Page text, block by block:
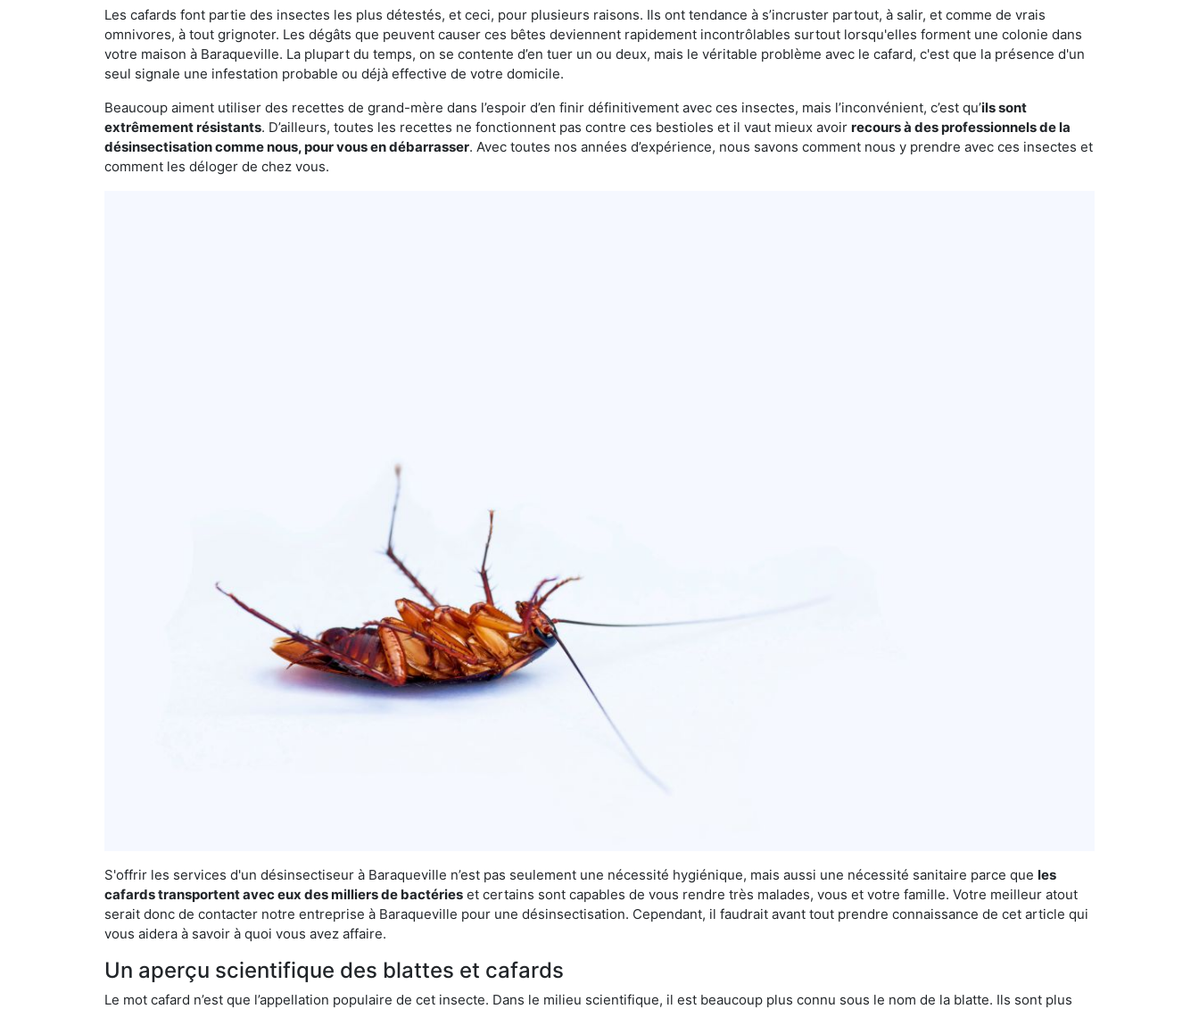
Les cafards font partie des insectes les plus détestés, et ceci, pour plusieurs raisons. Ils ont tendance à s’incruster partout, à salir, et comme de vrais
omnivores, à tout grignoter. Les dégâts que peuvent causer ces bêtes deviennent rapidement incontrôlables surtout lorsqu'elles forment une colonie dans
votre maison à Baraqueville. La plupart du temps, on se contente d’en tuer un ou deux, mais le véritable problème avec le cafard, c'est que la présence d'un
seul signale une infestation probable ou déjà effective de votre domicile.
Beaucoup aiment utiliser des recettes de grand-mère dans l’espoir d’en finir définitivement avec ces insectes, mais l’inconvénient, c’est qu’ils sont
extrêmement résistants. D’ailleurs, toutes les recettes ne fonctionnent pas contre ces bestioles et il vaut mieux avoir recours à des professionnels de la
désinsectisation comme nous, pour vous en débarrasser. Avec toutes nos années d’expérience, nous savons comment nous y prendre avec ces insectes et
comment les déloger de chez vous.
S'offrir les services d'un désinsectiseur à Baraqueville n’est pas seulement une nécessité hygiénique, mais aussi une nécessité sanitaire parce que les
cafards transportent avec eux des milliers de bactéries et certains sont capables de vous rendre très malades, vous et votre famille. Votre meilleur atout
serait donc de contacter notre entreprise à Baraqueville pour une désinsectisation. Cependant, il faudrait avant tout prendre connaissance de cet article qui
vous aidera à savoir à quoi vous avez affaire.
Un aperçu scientifique des blattes et cafards
Le mot cafard n’est que l’appellation populaire de cet insecte. Dans le milieu scientifique, il est beaucoup plus connu sous le nom de la blatte. Ils sont plus